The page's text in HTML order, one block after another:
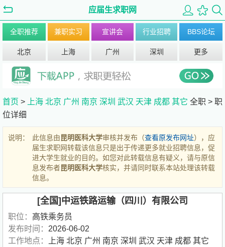
应届生求职网
全职推荐 兼职实习 宣讲会 行业招聘 BBS论坛
北京 上海 广州 深圳 更多
首页 > 上海 北京 广州 南京 深圳 武汉 天津 成都 其它 全职 > 职
位详细
说明： 此信息由昆明医科大学审核并发布（查看原发布网址），应
届生求职网转载该信息只是出于传递更多就业招聘信息，促
进大学生就业的目的。如您对此转载信息有疑义，请与原信
息发布者昆明医科大学核实，并请同时联系本站处理该转载
信息。
[全国]中运铁路运输（四川）有限公司
职位： 高铁乘务员
发布时间： 2026-06-02
工作地点：
上海 北京 广州 南京 深圳 武汉 天津 成都 其它